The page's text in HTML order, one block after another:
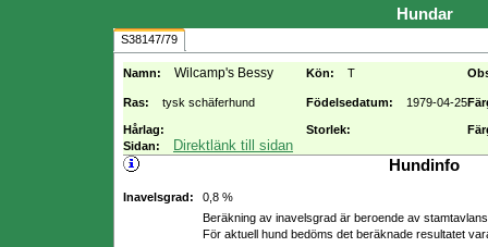
Hundar
S38147/79
Namn: Wilcamp's Bessy Kön: T
Ras: tysk schäferhund Födelsedatum: 1979-04-25
Hårlag: Storlek:
Sidan:
Direktlänk till sidan
Hundinfo
Inavelsgrad:
0,8 %
Beräkning av inavelsgrad är beroende av
För aktuell hund bedöms det beräknade resultatet